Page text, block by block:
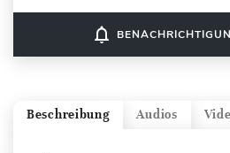
notifications_none
Audios
Beschreibung